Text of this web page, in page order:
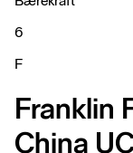
6
F
Franklin
China